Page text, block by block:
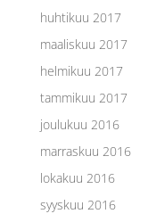
huhtikuu 2017
maaliskuu 2017
helmikuu 2017
tammikuu 2017
joulukuu 2016
marraskuu 2016
lokakuu 2016
syyskuu 2016